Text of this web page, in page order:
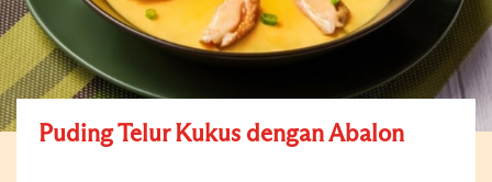
Puding Telur Kukus dengan Abalon